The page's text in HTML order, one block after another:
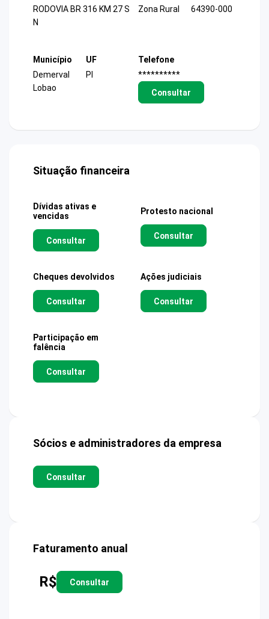
RODOVIA BR 316 KM 27 S
N
Zona Rural
64390-000
Município
Demerval
Lobao
UF
PI
Telefone
**********
Consultar
Situação financeira
Dívidas ativas e
vencidas
Consultar
Protesto nacional
Consultar
Cheques devolvidos
Consultar
Ações judiciais
Consultar
Participação em
falência
Consultar
Sócios e administradores da empresa
Consultar
Faturamento anual
R$ Consultar